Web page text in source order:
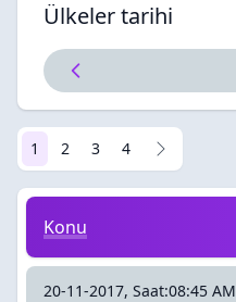
Ülkeler tarihi
1 2 3 4
Ülkeler tarihi
Konu
20-11-2017, Saat:08:45 AM